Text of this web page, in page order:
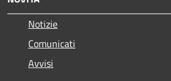
Notizie
Comunicati
Avvisi